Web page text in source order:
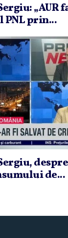
„AUR
prin...
de...